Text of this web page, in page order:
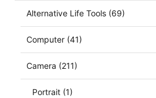
Alternative Life Tools (69)
Computer (41)
Camera (211)
Portrait (1)